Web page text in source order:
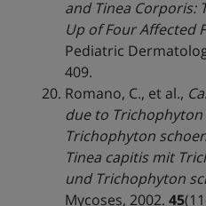
and Tinea Corporis:
Up of Four Affected
Pediatric
409.
Romano, C., et al.,
due to
Trichophyton
Tinea capitis mit
und Trichophyton
Mycoses, 2002. 45